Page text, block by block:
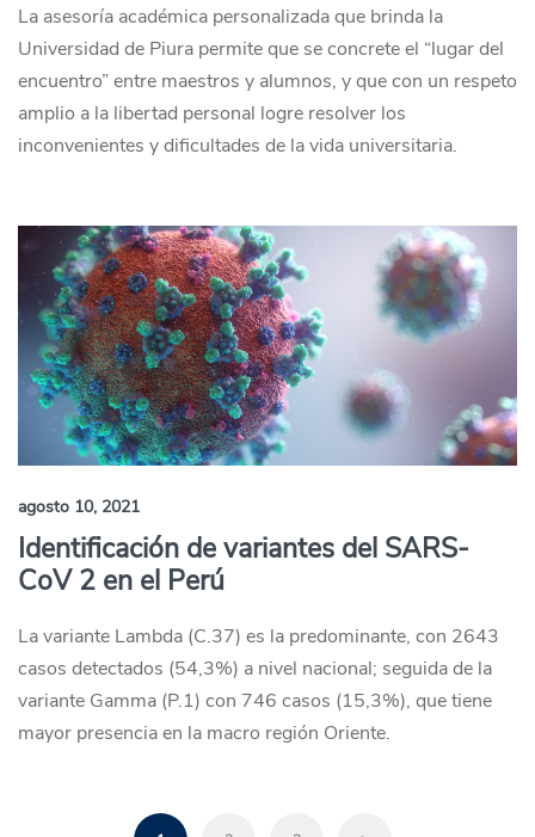
La asesoría académica personalizada que brinda la
Universidad de Piura permite que se concrete el “lugar del
encuentro” entre maestros y alumnos, y que con un respeto
amplio a la libertad personal logre resolver los
inconvenientes y dificultades de la vida universitaria.
agosto 10, 2021
Identificación de variantes del SARS-
CoV 2 en el Perú
La variante Lambda (C.37) es la predominante, con 2643
casos detectados (54,3%) a nivel nacional; seguida de la
variante Gamma (P.1) con 746 casos (15,3%), que tiene
mayor presencia en la macro región Oriente.